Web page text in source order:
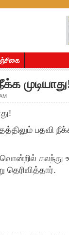
பதவி
கலந்து
தெரிவித்தார்.